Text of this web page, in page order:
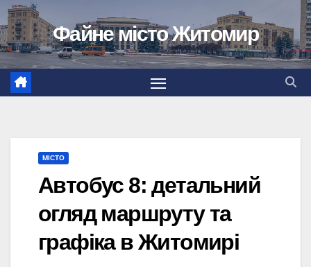
Перейти
до
вмісту
Файне місто Житомир
МІСТО
Автобус 8: детальний
огляд маршруту та
графіка в Житомирі